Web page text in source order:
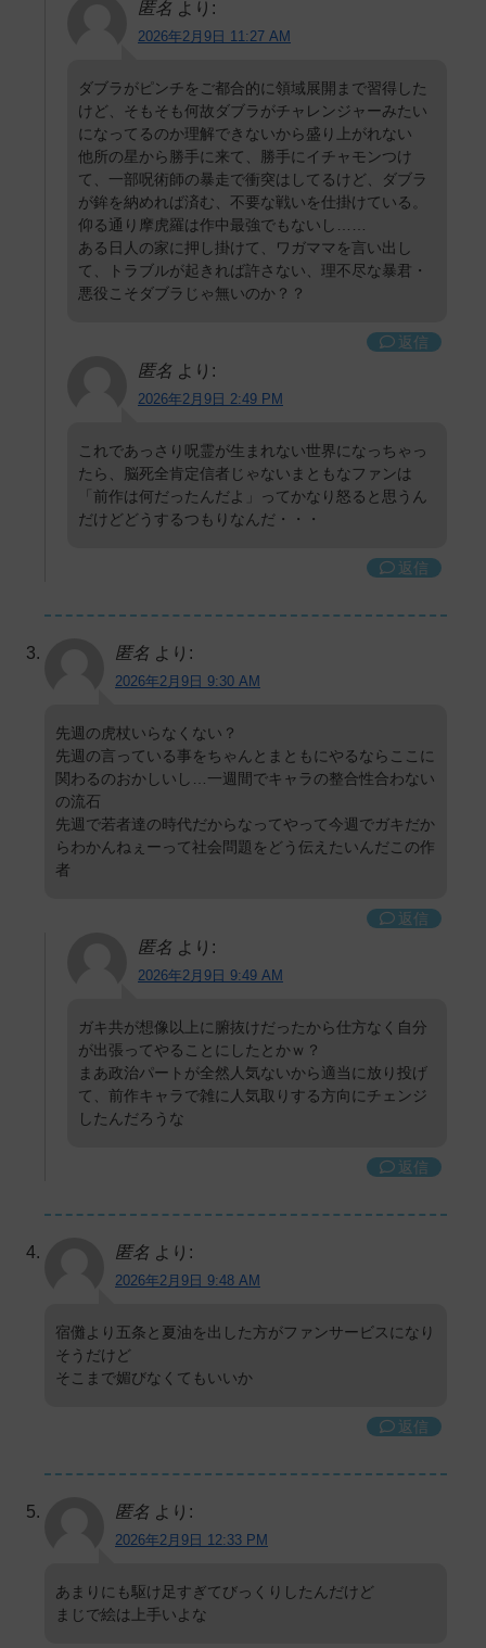
匿名 より:
2026年2月9日 11:27 AM
ダブラがピンチをご都合的に領域展開まで習得した
けど、そもそも何故ダブラがチャレンジャーみたい
になってるのか理解できないから盛り上がれない
他所の星から勝手に来て、勝手にイチャモンつけ
て、一部呪術師の暴走で衝突はしてるけど、ダブラ
が鉾を納めれば済む、不要な戦いを仕掛けている。
仰る通り摩虎羅は作中最強でもないし……
ある日人の家に押し掛けて、ワガママを言い出し
て、トラブルが起きれば許さない、理不尽な暴君・
悪役こそダブラじゃ無いのか？？
返信
匿名 より:
2026年2月9日 2:49 PM
これであっさり呪霊が生まれない世界になっちゃっ
たら、脳死全肯定信者じゃないまともなファンは
「前作は何だったんだよ」ってかなり怒ると思うん
だけどどうするつもりなんだ・・・
返信
匿名 より:
2026年2月9日 9:30 AM
先週の虎杖いらなくない？
先週の言っている事をちゃんとまともにやるならここに
関わるのおかしいし…一週間でキャラの整合性合わない
の流石
先週で若者達の時代だからなってやって今週でガキだか
らわかんねぇーって社会問題をどう伝えたいんだこの作
者
返信
匿名 より:
2026年2月9日 9:49 AM
ガキ共が想像以上に腑抜けだったから仕方なく自分
が出張ってやることにしたとかｗ？
まあ政治パートが全然人気ないから適当に放り投げ
て、前作キャラで雑に人気取りする方向にチェンジ
したんだろうな
返信
匿名 より:
2026年2月9日 9:48 AM
宿儺より五条と夏油を出した方がファンサービスになり
そうだけど
そこまで媚びなくてもいいか
返信
匿名 より:
2026年2月9日 12:33 PM
あまりにも駆け足すぎてびっくりしたんだけど
まじで絵は上手いよな